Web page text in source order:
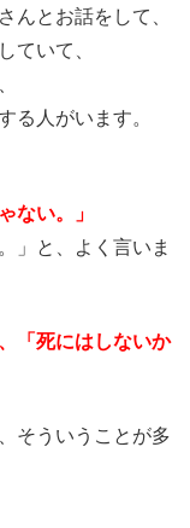
んとお話をして、
ていて、
る人がいます。
ない。」
」と、よく言いま
「死にはしないか
そういうことが多